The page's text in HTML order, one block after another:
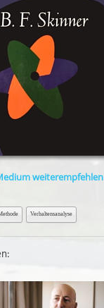
weiterempfehlen
Verhaltensanalyse